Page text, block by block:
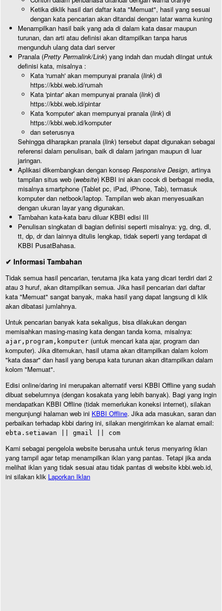
Ketika diklik hasil dari daftar kata "Memuat", hasil yang sesuai
dengan kata pencarian akan ditandai dengan latar warna kuning
Menampilkan hasil baik yang ada di dalam kata dasar maupun
turunan, dan arti atau definisi akan ditampilkan tanpa harus
mengunduh ulang data dari server
Pranala (Pretty Permalink/Link) yang indah dan mudah diingat untuk
definisi kata, misalnya :
Kata 'rumah' akan mempunyai pranala (link) di
https://kbbi.web.id/rumah
Kata 'pintar' akan mempunyai pranala (link) di
https://kbbi.web.id/pintar
Kata 'komputer' akan mempunyai pranala (link) di
https://kbbi.web.id/komputer
dan seterusnya
Sehingga diharapkan pranala (link) tersebut dapat digunakan sebagai
referensi dalam penulisan, baik di dalam jaringan maupun di luar
jaringan.
Aplikasi dikembangkan dengan konsep Responsive Design, artinya
tampilan situs web (website) KBBI ini akan cocok di berbagai media,
misalnya smartphone (Tablet pc, iPad, iPhone, Tab), termasuk
komputer dan netbook/laptop. Tampilan web akan menyesuaikan
dengan ukuran layar yang digunakan.
Tambahan kata-kata baru diluar KBBI edisi III
Penulisan singkatan di bagian definisi seperti misalnya: yg, dng, dl,
tt, dp, dr dan lainnya ditulis lengkap, tidak seperti yang terdapat di
KBBI PusatBahasa.
✔ Informasi Tambahan
Tidak semua hasil pencarian, terutama jika kata yang dicari terdiri dari 2
atau 3 huruf, akan ditampilkan semua. Jika hasil pencarian dari daftar
kata "Memuat" sangat banyak, maka hasil yang dapat langsung di klik
akan dibatasi jumlahnya.
Untuk pencarian banyak kata sekaligus, bisa dilakukan dengan
memisahkan masing-masing kata dengan tanda koma, misalnya:
ajar,program,komputer (untuk mencari kata ajar, program dan
komputer). Jika ditemukan, hasil utama akan ditampilkan dalam kolom
"kata dasar" dan hasil yang berupa kata turunan akan ditampilkan dalam
kolom "Memuat".
Edisi online/daring ini merupakan alternatif versi KBBI Offline yang sudah
dibuat sebelumnya (dengan kosakata yang lebih banyak). Bagi yang ingin
mendapatkan KBBI Offline (tidak memerlukan koneksi internet), silakan
mengunjungi halaman web ini KBBI Offline. Jika ada masukan, saran dan
perbaikan terhadap kbbi daring ini, silakan mengirimkan ke alamat email:
ebta.setiawan || gmail || com
Kami sebagai pengelola website berusaha untuk terus menyaring iklan
yang tampil agar tetap menampilkan iklan yang pantas. Tetapi jika anda
melihat iklan yang tidak sesuai atau tidak pantas di website kbbi.web.id,
ini silakan klik Laporkan Iklan